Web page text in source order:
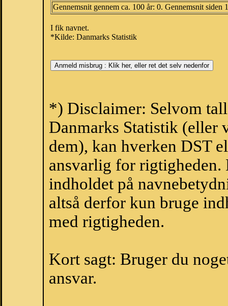
Gennemsnit gennem ca. 100 år: 0. Gennemsnit siden
I fik navnet.
*Kilde: Danmarks Statistik
*) Disclaimer: Selvom
Danmarks Statistik (eller
dem), kan hverken DST
ansvarlig for
indholdet på
altså derfor kun bruge
med rigtigheden.
Kort sagt: Bruger du
ansvar.